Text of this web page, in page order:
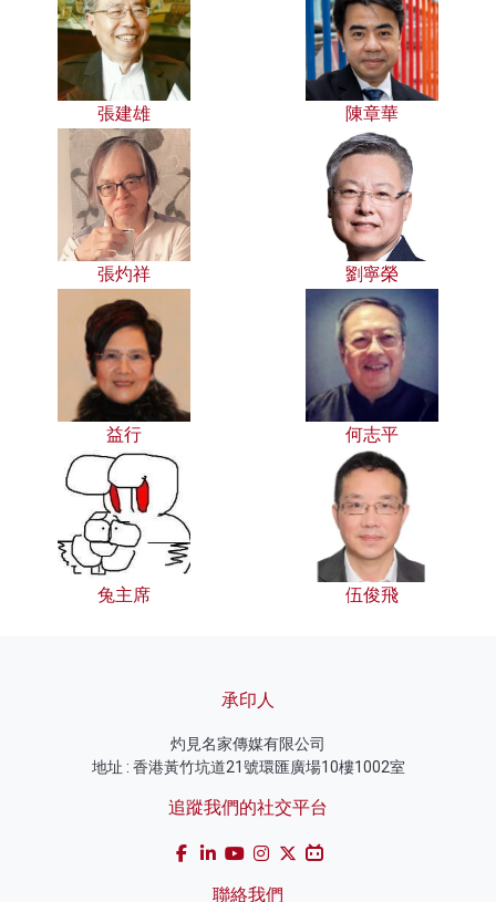
張建雄 陳章華
張灼祥 劉寧榮
益行 何志平
兔主席 伍俊飛
承印人
灼見名家傳媒有限公司
地址 : 香港黃竹坑道21號環匯廣場10樓1002室
追蹤我們的社交平台
聯絡我們